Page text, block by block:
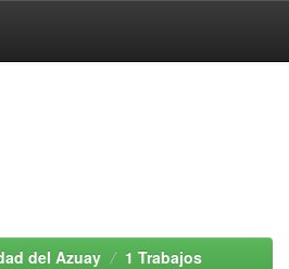
del Azuay
1 Trabajos